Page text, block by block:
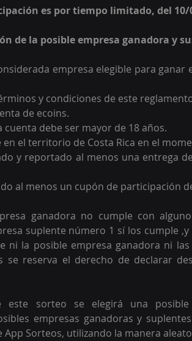
es por tiempo limitado, del 10/
de la posible empresa ganadora y
empresa elegible para
y condiciones de este
de ecoins.
cuenta debe ser mayor de 18 años.
en el territorio de Costa Rica en el
y reportado al menos una entrega
al menos un cupón de participación
ganadora no cumple con
suplente número 1 sí los cumple
ni la posible empresa ganadora ni
se reserva el derecho de declarar
este sorteo se elegirá una
empresas ganadoras y
Sorteos, utilizando la manera